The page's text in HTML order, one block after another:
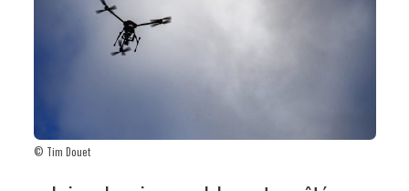
© Tim Douet